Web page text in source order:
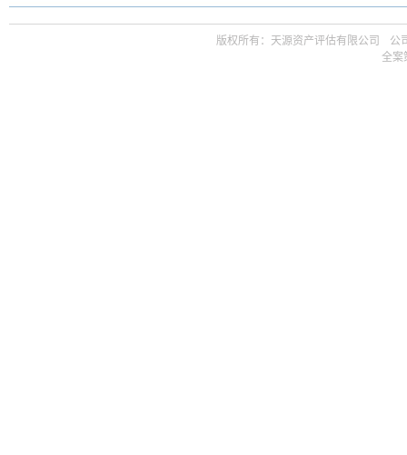
版权所有：天源资产评估有限公司ㅤ公
全案